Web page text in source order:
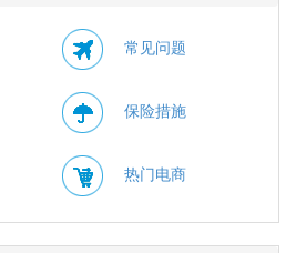
常见问题
保险措施
热门电商